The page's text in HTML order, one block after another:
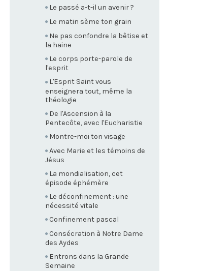
Le passé a-t-il un avenir ?
Le matin sème ton grain
Ne pas confondre la bêtise et
la haine
Le corps porte-parole de
l'esprit
L'Esprit Saint vous
enseignera tout, même la
théologie
De l'Ascension à la
Pentecôte, avec l'Eucharistie
Montre-moi ton visage
Avec Marie et les témoins de
Jésus
La mondialisation, cet
épisode éphémère
Le déconfinement : une
nécessité vitale
Confinement pascal
Consécration à Notre Dame
des Aydes
Entrons dans la Grande
Semaine